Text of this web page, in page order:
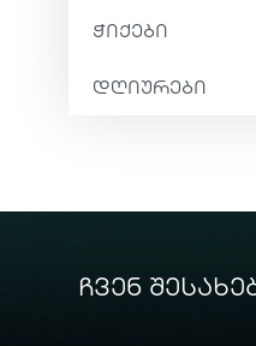
ჭიქები
დღიურები
ჩვენ